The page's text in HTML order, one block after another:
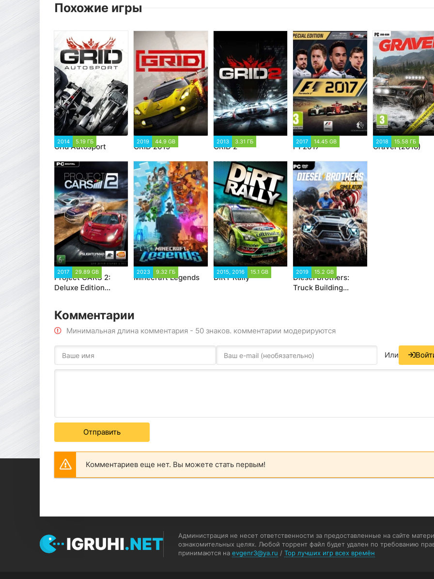
Похожие игры
2014 5.19 ГБ
Grid Autosport
2019 44.9 GB
GRID 2019
2013 3.31 ГБ
GRID 2
2017 14.45 GB
F1 2017
2018 15.58 ГБ
Gravel (2018)
2017 29.89 GB
Project CARS 2:
Deluxe Edition
2023 9.32 ГБ
Minecraft Legends
2015, 2016 15.1 GB
DiRT Rally
2019 15.2 GB
Diesel Brothers:
Truck Building
Комментарии
Минимальная длина комментария - 50 знаков. комментарии модерируются
Или
Отправить
Комментариев еще нет. Вы можете стать первым!
IGRUHI.NET
Администрация не несет ответственности за предоставленные на сайте
ознакомительных целях. Любой торрент файл будет удален по требованию
принимаются на evgenr3@ya.ru / Top лучших игр всех времён